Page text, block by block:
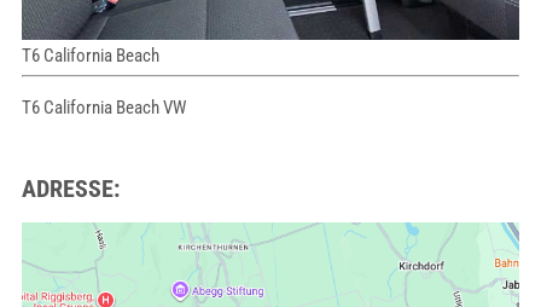
T6 California Beach
T6 California Beach VW
ADRESSE: